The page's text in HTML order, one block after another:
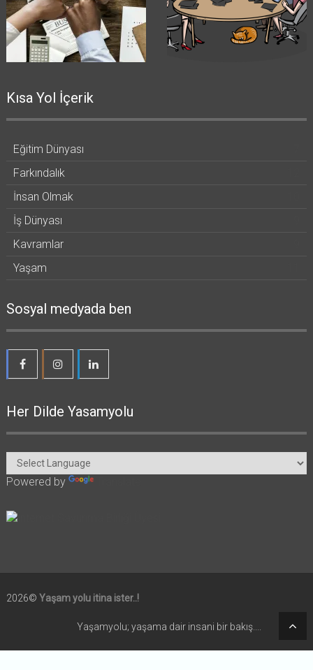
Kısa Yol İçerik
Eğitim Dünyası
Farkındalık
İnsan Olmak
İş Dünyası
Kavramlar
Yaşam
Sosyal medyada ben
Her Dilde Yasamyolu
Powered by
2026© Yaşam yolu itina ister..!
Yaşamyolu; yaşama dair insani bir bakış....